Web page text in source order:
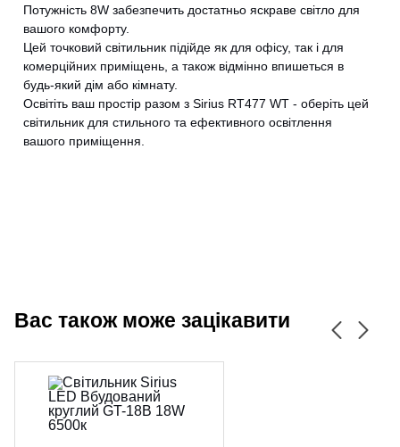
Потужність 8W забезпечить достатньо яскраве світло для
вашого комфорту.
Цей точковий світильник підійде як для офісу, так і для
комерційних приміщень, а також відмінно впишеться в
будь-який дім або кімнату.
Освітіть ваш простір разом з Sirius RT477 WT - оберіть цей
світильник для стильного та ефективного освітлення
вашого приміщення.
Вас також може зацікавити